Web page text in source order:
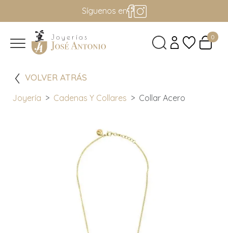
Síguenos en
0
VOLVER ATRÁS
Joyería Cadenas Y Collares Collar Acero